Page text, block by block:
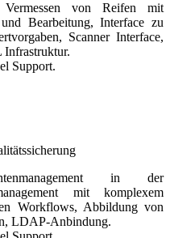
von Reifen mit
Bearbeitung, Interface zu
Scanner Interface,
Infrastruktur.
Support.
in der
mit komplexem
Workflows, Abbildung von
LDAP-Anbindung.